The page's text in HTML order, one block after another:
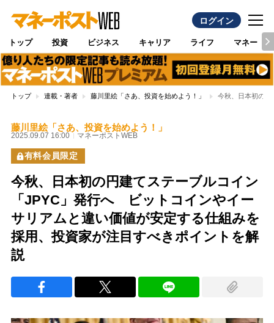
ログイン
トップ 投資 ビジネス キャリア ライフ マネー
トップ 連載・著者 藤川里絵「さあ、投資を始めよう！」 今秋、日本初の
藤川里絵「さあ、投資を始めよう！」
2025.09.07 16:00 マネーポストWEB
有料会員限定
今秋、日本初の円建てステーブルコイン
「JPYC」発行へ ビットコインやイー
サリアムと違い価値が安定する仕組みを
採用、投資家が注目すべきポイントを解
説